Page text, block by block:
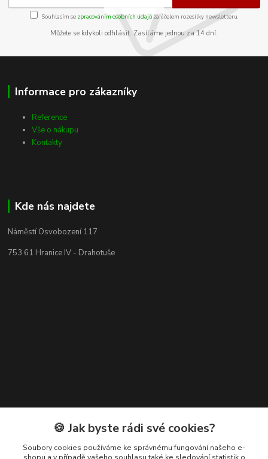
Souhlasím se zpracováním osobních údajůza účelem rozesílky newsletteru.
Můžete se kdykoli odhlásit. Zasíláme jednou za 14 dní.
Informace pro zákazníky
Reference
Vše o nákupu
Kontakty
Kde nás najdete
Náměstí Osvobození 117
753 61 Hranice IV - Drahotuše
Kontakty
+420 608 400 554
🍪 Jak byste rádi své cookies?
Soubory cookies používáme ke správnému fungování našeho e-